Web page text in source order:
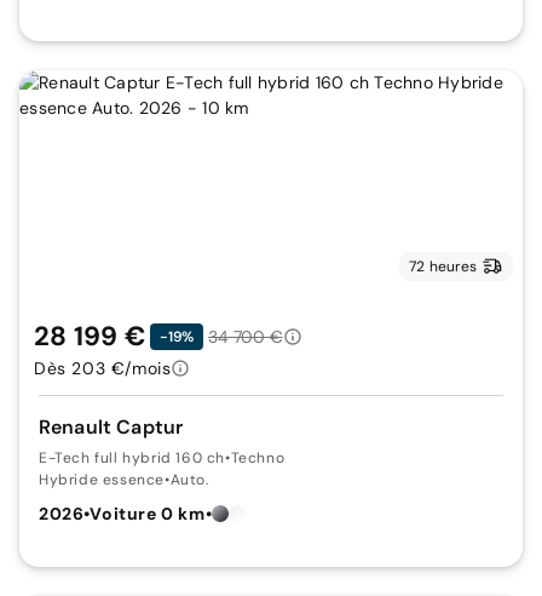
72 heures
Renault Captur
E-Tech full hybrid 160 ch•Techno
Hybride essence•Auto.
2026•Voiture 0 km•
28 199 € -19%
34 700 €
Dès 203 €/mois